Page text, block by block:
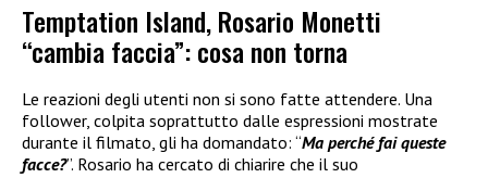
Temptation Island, Rosario Monetti
“cambia faccia”: cosa non torna
Le reazioni degli utenti non si sono fatte attendere. Una
follower, colpita soprattutto dalle espressioni mostrate
durante il filmato, gli ha domandato: “Ma perché fai queste
facce?”. Rosario ha cercato di chiarire che il suo